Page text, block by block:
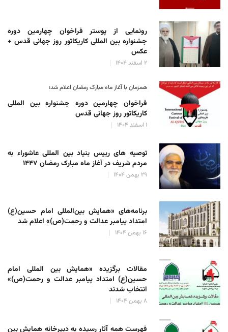
رونمایی از پوستر فراخوان چهارمین دوره
جشنواره بین المللی کاریکاتور روز جهانی قدس +
عکس
۲ اسفند ۱۴۰۴
همزمان با آغاز ماه مبارک رمضان اعلام شد؛
فراخوان چهارمین دوره جشنواره بین المللی
کاریکاتور روز جهانی قدس
۱ اسفند ۱۴۰۴
توصیه های رییس بنیاد بین المللی عاشوراء به
مردم شریف در آغاز ماه مبارک رمضان ۱۴۴۷
۲۹ بهمن ۱۴۰۴
برنامه‌های «همایش بین‌المللی امام حسین(ع)
امتداد پیامبر عدالت و رحمت(ص)» اعلام شد
۱۶ بهمن ۱۴۰۴
مقالات برگزیده «همایش بین المللی امام
حسین(ع) امتداد پیامبر عدالت و رحمت(ص)»
انتخاب شدند
۸ بهمن ۱۴۰۴
فهرست همه آثار رسیده به دبیرخانه همایش بین